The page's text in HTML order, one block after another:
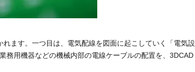
ます。一つ目は、電気配線を図面に起こしていく「電気設
務用機器などの機械内部の電線ケーブルの配置を、3DCAD